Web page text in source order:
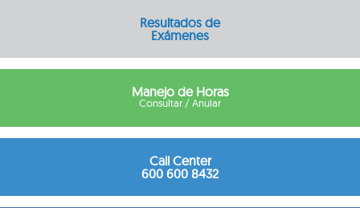
Resultados de
Exámenes
Manejo de Horas
Consultar / Anular
Call Center
600 600 8432